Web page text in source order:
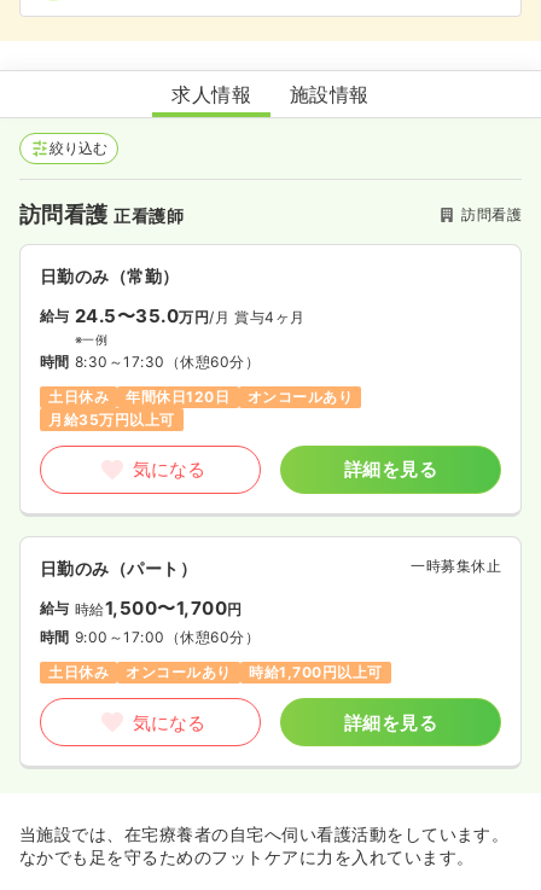
訪問看護ステーションかえで
求人情報 施設情報
絞り込む
訪問看護正看護師 訪問看護
日勤のみ（常勤）
給与 24.5〜35.0万円/月 賞与4ヶ月
※一例
時間 8:30～17:30 （休憩60分）
土日休み
年間休日120日
オンコールあり
月給35万円以上可
気になる 詳細を見る
日勤のみ（パート） 一時募集休止
給与 時給1,500〜1,700円
時間 9:00～17:00 （休憩60分）
土日休み
オンコールあり 時給1,700円以上可
気になる 詳細を見る
当施設では、在宅療養者の自宅へ伺い看護活動をしています。
なかでも足を守るためのフットケアに力を入れています。